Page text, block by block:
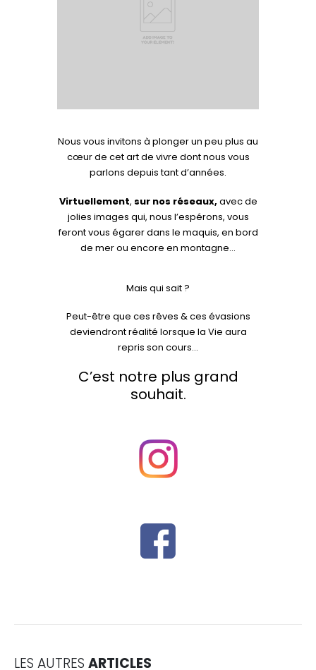
Nous vous invitons à plonger un peu plus au
cœur de cet art de vivre dont nous vous
parlons depuis tant d’années.
Virtuellement, sur nos réseaux, avec de
jolies images qui, nous l’espérons, vous
feront vous égarer dans le maquis, en bord
de mer ou encore en montagne…
Mais qui sait ?
Peut-être que ces rêves & ces évasions
deviendront réalité lorsque la Vie aura
repris son cours…
C’est notre plus grand
souhait.
LES AUTRES ARTICLES